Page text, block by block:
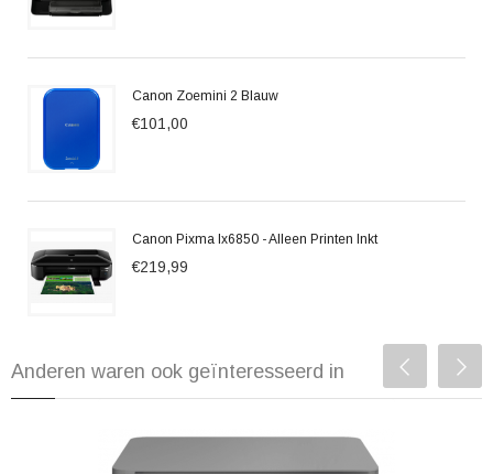
Canon Zoemini 2 Blauw
€101,00
Canon Pixma Ix6850 - Alleen Printen Inkt
€219,99
Anderen waren ook geïnteresseerd in